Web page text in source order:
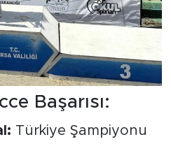
Başarısı:
Türkiye Şampiyonu